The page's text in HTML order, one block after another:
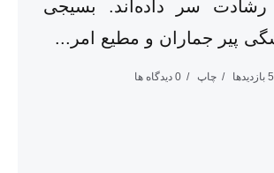
سر داده‌اند. بسیجی
پیر جماران و مطیع امر...
چاپ 0 دیدگاه ها